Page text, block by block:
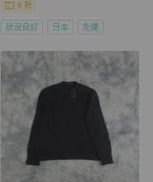
9 折
狀況良好 日本 免運